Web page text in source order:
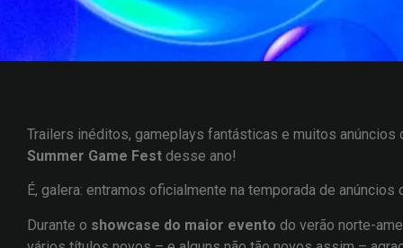
Trailers inéditos, gameplays fantásticas e muitos anúncios
Summer Game Fest desse ano!
É, galera: entramos oficialmente na temporada de
Durante o showcase do maior evento do verão norte-